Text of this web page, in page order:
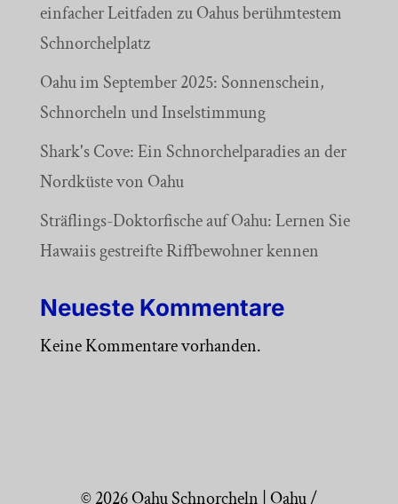
einfacher Leitfaden zu Oahus berühmtestem
Schnorchelplatz
Oahu im September 2025: Sonnenschein,
Schnorcheln und Inselstimmung
Shark's Cove: Ein Schnorchelparadies an der
Nordküste von Oahu
Sträflings-Doktorfische auf Oahu: Lernen Sie
Hawaiis gestreifte Riffbewohner kennen
Neueste Kommentare
Keine Kommentare vorhanden.
© 2026 Oahu Schnorcheln | Oahu /